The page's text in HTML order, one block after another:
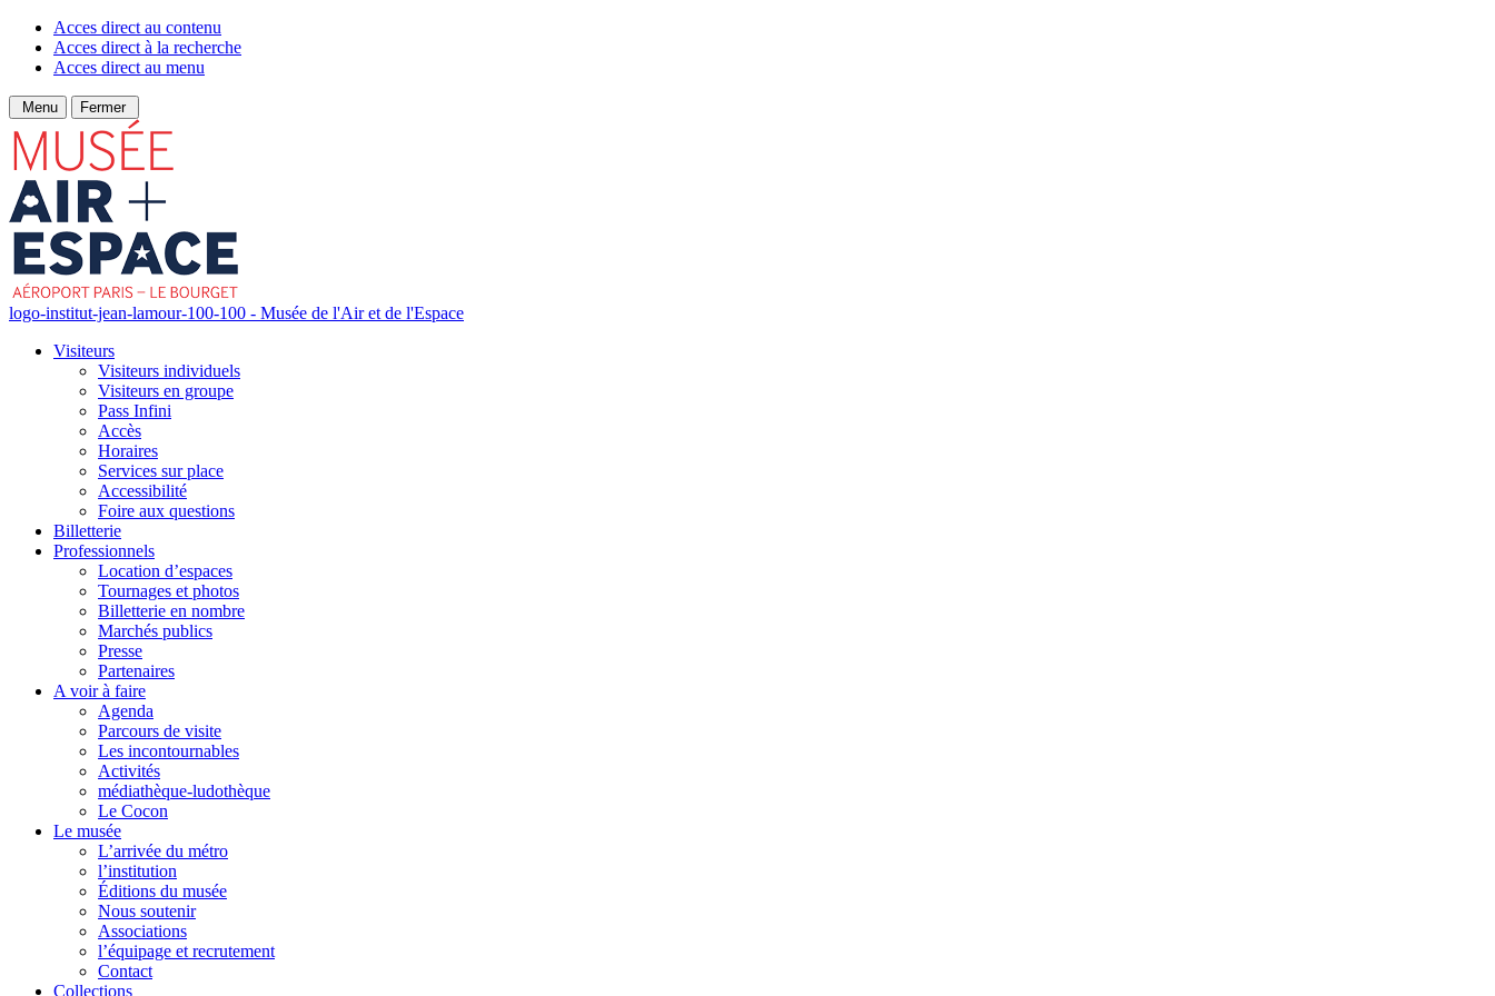
Acces direct au contenu
Acces direct à la recherche
Acces direct au menu
Menu Fermer
logo-institut-jean-lamour-100-100 - Musée de l'Air et de l'Espace
Visiteurs
Visiteurs individuels
Visiteurs en groupe
Pass Infini
Accès
Horaires
Services sur place
Accessibilité
Foire aux questions
Billetterie
Professionnels
Location d’espaces
Tournages et photos
Billetterie en nombre
Marchés publics
Presse
Partenaires
A voir à faire
Agenda
Parcours de visite
Les incontournables
Activités
médiathèque-ludothèque
Le Cocon
Le musée
L’arrivée du métro
l’institution
Éditions du musée
Nous soutenir
Associations
l’équipage et recrutement
Contact
Collections